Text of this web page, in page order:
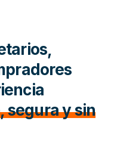
segura y sin